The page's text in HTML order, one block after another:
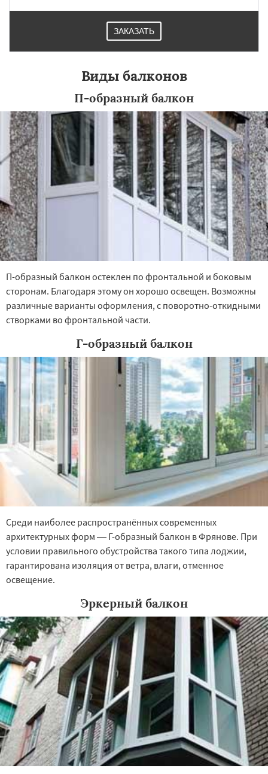
ЗАКАЗАТЬ
Виды балконов
П-образный балкон
П-образный балкон остеклен по фронтальной и боковым
сторонам. Благодаря этому он хорошо освещен. Возможны
различные варианты оформления, с поворотно-откидными
створками во фронтальной части.
Г-образный балкон
Среди наиболее распространённых современных
архитектурных форм — Г-образный балкон в Фрянове. При
условии правильного обустройства такого типа лоджии,
гарантирована изоляция от ветра, влаги, отменное
освещение.
Эркерный балкон